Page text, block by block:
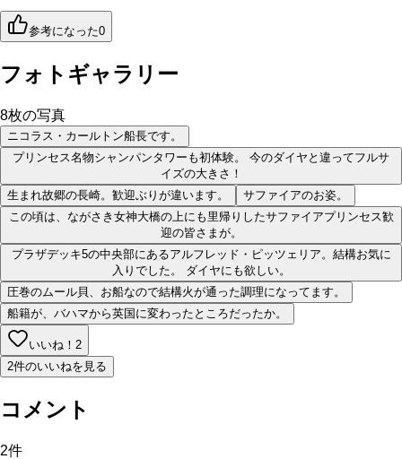
参考になった0
フォトギャラリー
8枚の写真
ニコラス・カールトン船長です。
プリンセス名物シャンパンタワーも初体験。 今のダイヤと違ってフルサ
イズの大きさ！
生まれ故郷の長崎。歓迎ぶりが違います。
サファイアのお姿。
この頃は、ながさき女神大橋の上にも里帰りしたサファイアプリンセス歓
迎の皆さまが。
プラザデッキ5の中央部にあるアルフレッド・ピッツェリア。結構お気に
入りでした。 ダイヤにも欲しい。
圧巻のムール貝、お船なので結構火が通った調理になってます。
船籍が、バハマから英国に変わったところだったか。
いいね！ 2
2件のいいねを見る
コメント
2件